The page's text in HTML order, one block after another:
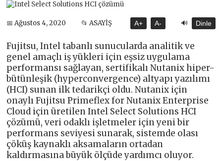
📅 Ağustos 4, 2020 📂 ASAYİŞ A+ A- 🔊 Dinle
Fujitsu, Intel tabanlı sunucularda analitik ve
genel amaçlı iş yükleri için eşsiz uygulama
performansı sağlayan, sertifikalı Nutanix hiper-
bütünleşik (hyperconvergence) altyapı yazılımı
(HCI) sunan ilk tedarikçi oldu. Nutanix için
onaylı Fujitsu Primeflex for Nutanix Enterprise
Cloud için üretilen Intel Select Solutions HCI
çözümü, veri odaklı işletmeler için yeni bir
performans seviyesi sunarak, sistemde olası
çöküş kaynaklı aksamaların ortadan
kaldırmasına büyük ölçüde yardımcı oluyor.